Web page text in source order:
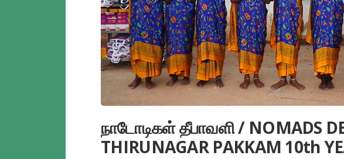
நாடோடிகள் தீபாவளி / NOMADS
THIRUNAGAR PAKKAM 10th